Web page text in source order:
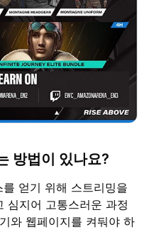
방법이 있나요?
얻기 위해 스트리밍을
심지어 고통스러운 과정
와 웹페이지를 켜둬야 하